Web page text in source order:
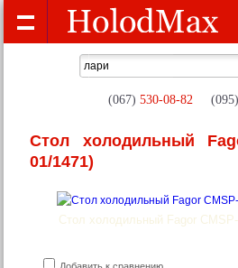
(067) 530-08-82 (095)
Стол холодильный
01/1471)
Стол холодильный Fagor